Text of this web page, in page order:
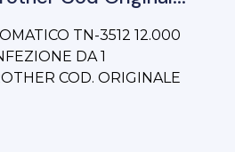
TN-3512 12.000
DA 1
COD. ORIGINALE